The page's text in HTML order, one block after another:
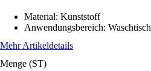
Material: Kunststoff
Anwendungsbereich: Waschtisch
Mehr Artikeldetails
Menge (ST)